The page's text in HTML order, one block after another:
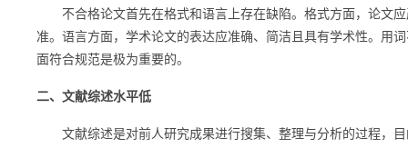
不合格论文首先在格式和语言上存在缺陷。格式方面，论文应
准。语言方面，学术论文的表达应准确、简洁且具有学术性。用
面符合规范是极为重要的。
二、文献综述水平低
文献综述是对前人研究成果进行搜集、整理与分析的过程，目